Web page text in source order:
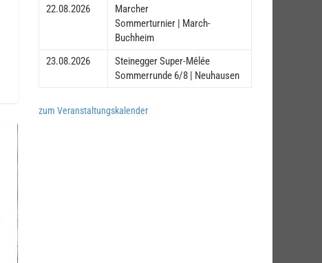
22.08.2026
Marcher
Sommerturnier | March-
Buchheim
23.08.2026
Steinegger Super-Mêlée
Sommerrunde 6/8 | Neuhausen
zum Veranstaltungskalender